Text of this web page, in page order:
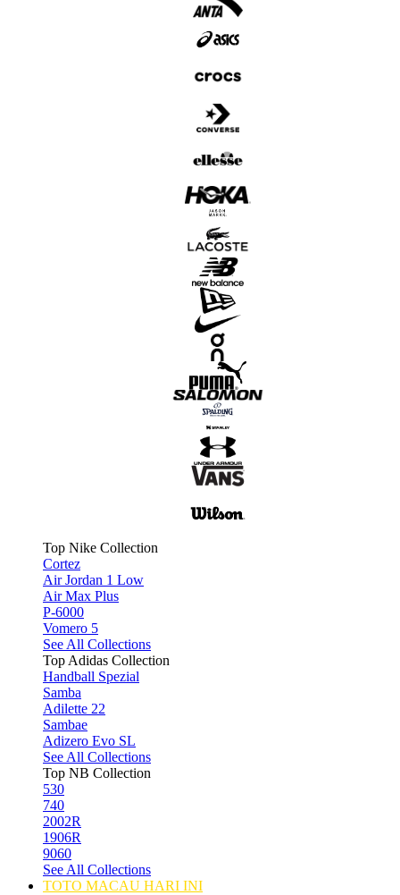
Top Nike Collection
Cortez
Air Jordan 1 Low
Air Max Plus
P-6000
Vomero 5
See All Collections
Top Adidas Collection
Handball Spezial
Samba
Adilette 22
Sambae
Adizero Evo SL
See All Collections
Top NB Collection
530
740
2002R
1906R
9060
See All Collections
TOTO MACAU HARI INI